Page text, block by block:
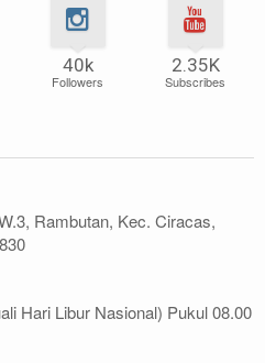
40k
Followers
2.35K
Subscribes
Rambutan, Kec. Ciracas,
Hari Libur Nasional) Pukul 08.00